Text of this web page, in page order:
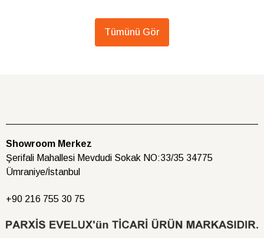
Tümünü Gör
Showroom Merkez
Şerifali Mahallesi Mevdudi Sokak NO:33/35 34775
Ümraniye/İstanbul
+90 216 755 30 75